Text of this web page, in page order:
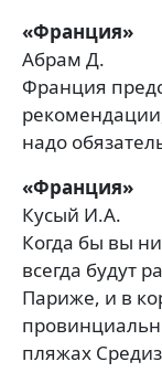
«Франция»
Абрам Д.
Франция
надо
«Франция»
Кусый И.А.
Когда бы вы
всегда будут
Париже, и в
пляжах